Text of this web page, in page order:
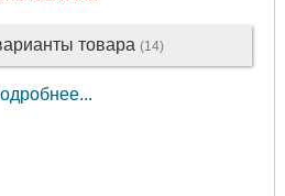
товара (14)